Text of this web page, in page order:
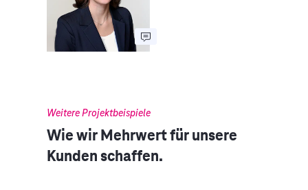
Weitere Projektbeispiele
Wie wir Mehrwert für unsere
Kunden schaffen.